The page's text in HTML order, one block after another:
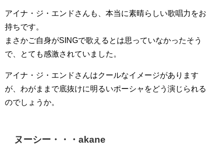
アイナ・ジ・エンドさんも、本当に素晴らしい歌唱力をお
持ちです。
まさかご自身がSINGで歌えるとは思っていなかったそう
で、とても感激されていました。
アイナ・ジ・エンドさんはクールなイメージがあります
が、わがままで底抜けに明るいポーシャをどう演じられる
のでしょうか。
ヌーシー・・・akane